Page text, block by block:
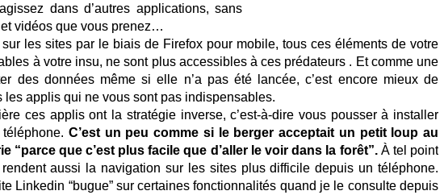
dans d’autres applications, sans
vidéos que vous prenez…
les sites par le biais de Firefox pour mobile, tous ces éléments de votre
à votre insu, ne sont plus accessibles à ces prédateurs . Et comme une
des données même si elle n’a pas été lancée, c’est encore mieux de
les applis qui ne vous sont pas indispensables.
ces applis ont la stratégie inverse, c’est-à-dire vous pousser à installer
téléphone. C’est un peu comme si le berger acceptait un petit loup au
“parce que c’est plus facile que d’aller le voir dans la forêt”.À tel point
aussi la navigation sur les sites plus difficile depuis un téléphone.
Linkedin “bugue” sur certaines fonctionnalités quand je le consulte depuis